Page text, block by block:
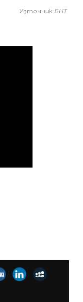
Източник:БНТ